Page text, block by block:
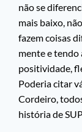
não se
mais baixo,
fazem coisas
mente e
positividade,
Poderia citar
Cordeiro,
história de